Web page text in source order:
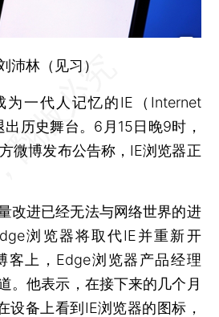
沛林（见习）
一代人记忆的IE（Internet
历史舞台。6月15日晚9时，
微博发布公告称，IE浏览器正
进已经无法与网络世界的进
浏览器将取代IE并重新开
客上，Edge浏览器产品经理
。他表示，在接下来的几个月
设备上看到IE浏览器的图标，